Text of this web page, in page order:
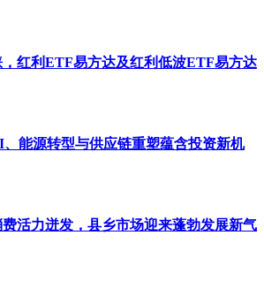
客户关系，将决定其在算力基础设施周
红利ETF易方达及红利低波ETF易方达
能源转型与供应链重塑蕴含投资新机
活力迸发，县乡市场迎来蓬勃发展新气